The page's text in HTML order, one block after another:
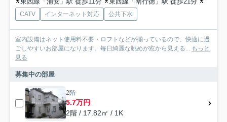
CATV インターネット対応 公共下水
室内設備はネット使用料不要・ロフトなどが揃っているので、快適に過
ごしやすいお部屋になります。毎日綺麗な眺めが窓から見える... もっと
見る
募集中の部屋
2階
5.7万円
2階 / 17.82㎡ / 1K